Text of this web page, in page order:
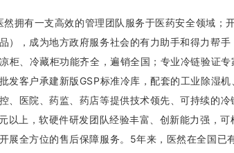
拥有一支高效的管理团队服务于医药安全领域；
），成为地方政府服务社会的有力助手和得力帮手
、冷藏柜功能齐全，遍销全国；专业冷链验证专
客户承建新版GSP标准冷库，配套的工业除湿机
医院、药监、药店等提供技术领先、可持续的冷
上，软硬件研发团队经验丰富、创新能力强，可
展全方位的售后保障服务。5年来，医然在全国已